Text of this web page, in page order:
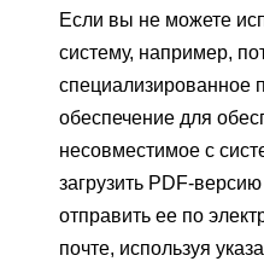
Если вы не можете
систему, например,
специализированное
обеспечение для
несовместимое с
загрузить PDF-
отправить ее по
почте, используя